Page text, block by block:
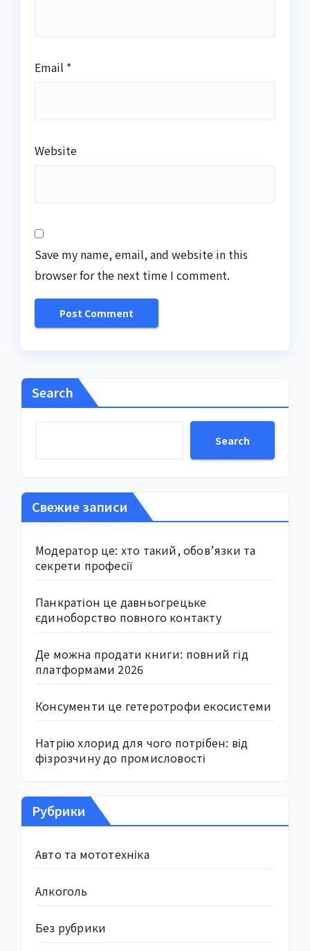
Email *
Website
Save my name, email, and website in this
browser for the next time I comment.
Search
Search
Свежие записи
Модератор це: хто такий, обов’язки та
секрети професії
Панкратіон це давньогрецьке
єдиноборство повного контакту
Де можна продати книги: повний гід
платформами 2026
Консументи це гетеротрофи екосистеми
Натрію хлорид для чого потрібен: від
фізрозчину до промисловості
Рубрики
Авто та мототехніка
Алкоголь
Без рубрики